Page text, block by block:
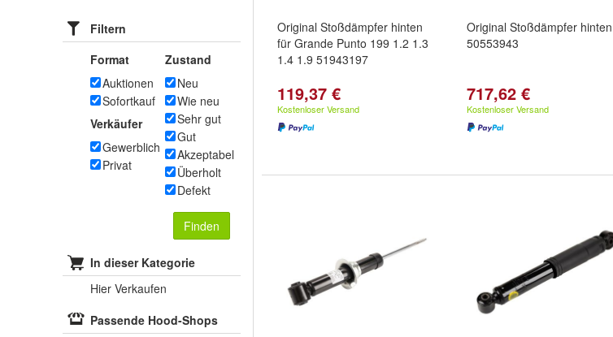
Filtern
Format
Auktionen
Sofortkauf
Verkäufer
Gewerblich
Privat
Zustand
Neu
Wie neu
Sehr gut
Gut
Akzeptabel
Überholt
Defekt
Finden
In dieser Kategorie
Hier Verkaufen
Passende Hood-Shops
Original Stoßdämpfer hinten
für Grande Punto 199 1.2 1.3
1.4 1.9 51943197
119,37 €
Kostenloser Versand
Original Stoßdämpfer hinten
50553943
717,62 €
Kostenloser Versand